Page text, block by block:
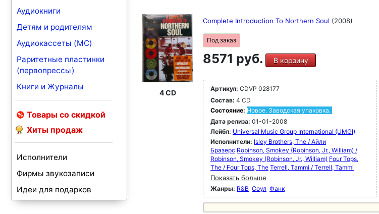
Аудиокниги
Детям и родителям
Аудиокассеты (MC)
Раритетные пластинки
(первопрессы)
Книги и Журналы
Товары со скидкой
Хиты продаж
Исполнители
Фирмы звукозаписи
Идеи для подарков
4 CD
Complete Introduction To Northern Soul (2008)
Под заказ
8571 руб. В корзину
Артикул: CDVP 028177
Состав: 4 CD
Состояние: Новое. Заводская упаковка.
Дата релиза: 01-01-2008
Лейбл: Universal Music Group International (UMGI)
Исполнители: Isley Brothers, The / Айли
Бразерс Robinson, Smokey (Robinson, Jr., William) /
Robinson, Smokey (Robinson, Jr., William) Four Tops,
The / Four Tops, The Terrell, Tammi / Terrell, Tammi
Показать больше
Жанры: R&B Соул Фанк